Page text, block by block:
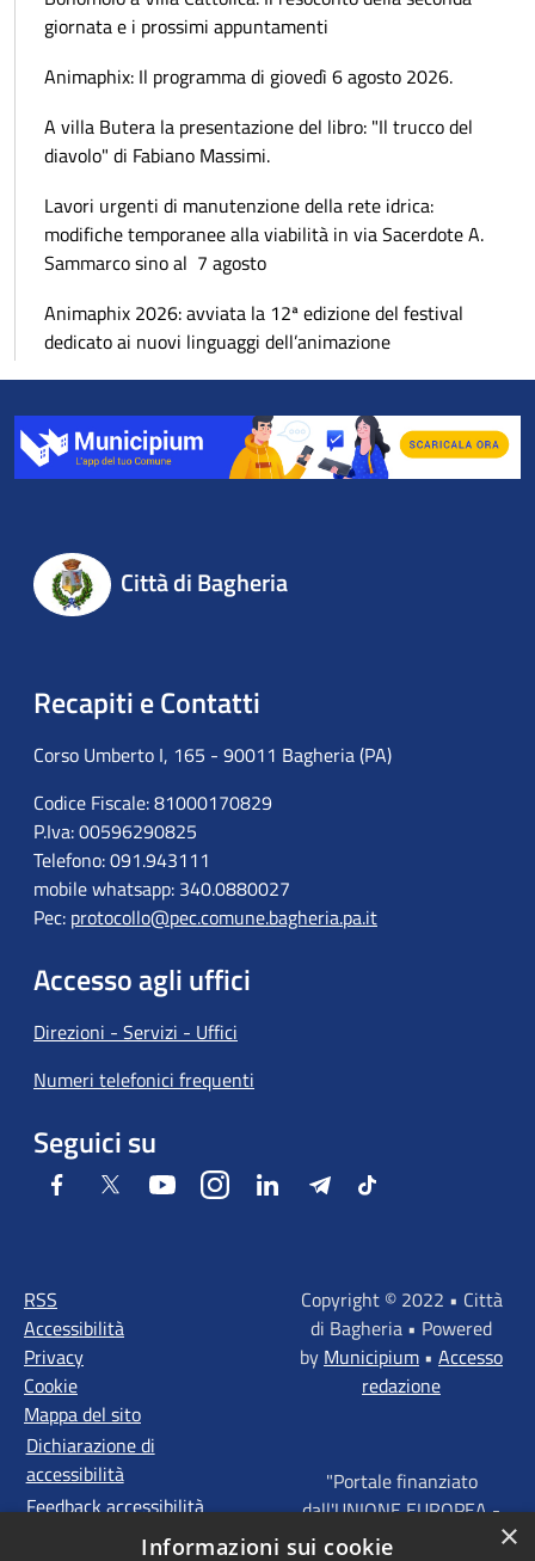
giornata e i prossimi appuntamenti
Animaphix: Il programma di giovedì 6 agosto 2026.
A villa Butera la presentazione del libro: "Il trucco del
diavolo" di Fabiano Massimi.
Lavori urgenti di manutenzione della rete idrica:
modifiche temporanee alla viabilità in via Sacerdote A.
Sammarco sino al 7 agosto
Animaphix 2026: avviata la 12ª edizione del festival
dedicato ai nuovi linguaggi dell’animazione
Città di Bagheria
Recapiti e Contatti
Corso Umberto I, 165 - 90011 Bagheria (PA)
Codice Fiscale: 81000170829
P.Iva: 00596290825
Telefono: 091.943111
mobile whatsapp: 340.0880027
Pec: protocollo@pec.comune.bagheria.pa.it
Accesso agli uffici
Direzioni - Servizi - Uffici
Numeri telefonici frequenti
Seguici su
Facebook Twitter YoutubeInstagramLinkedIn TelegramTiktok
RSS
Accessibilità
Privacy
Cookie
Mappa del sito
Dichiarazione di
accessibilità
Feedback accessibilità
Copyright © 2022 • Città
di Bagheria • Powered
by Municipium • Accesso
redazione
"Portale finanziato
dall'UNIONE EUROPEA -
FONDI STRUTTURALI
×
Informazioni sui cookie